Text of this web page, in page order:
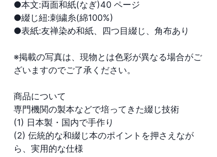
●本文:両面和紙(なぎ)40 ページ
●綴じ紐:刺繍糸(綿100%)
●表紙:友禅染め和紙、四つ目綴じ、角布あり
※掲載の写真は、現物とは色彩が異なる場合がご
ざいますのでご了承ください。
商品について
専門機関の製本などで培ってきた綴じ技術
(1) 日本製・国内で手作り
(2) 伝統的な和綴じ本のポイントを押さえなが
ら、実用的な仕様